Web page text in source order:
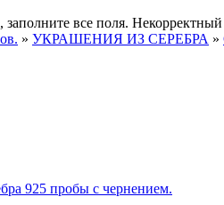
все поля. Некорректный
» УКРАШЕНИЯ ИЗ СЕРЕБРА »